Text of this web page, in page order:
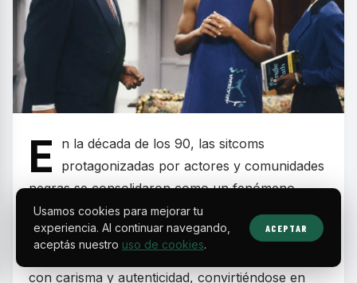
E
n la década de los 90, las sitcoms
protagonizadas por actores y comunidades
negras se consolidaron como un fenómeno
cultural que combinó humor, valores familiares y
mensajes sociales relevantes. Estos programas
dejaron huella por retratar realidades cotidianas
con carisma y autenticidad, convirtiéndose en
Usamos cookies para mejorar tu
experiencia. Al continuar navegando,
aceptás nuestro uso de cookies.
ACEPTAR